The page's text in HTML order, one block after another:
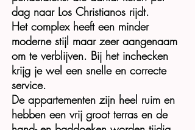
dag naar Los Christianos rijdt.
Het complex heeft een minder
moderne stijl maar zeer aangenaam
om te verblijven. Bij het inchecken
krijg je wel een snelle en correcte
service.
De appartementen zijn heel ruim en
hebben een vrij groot terras en de